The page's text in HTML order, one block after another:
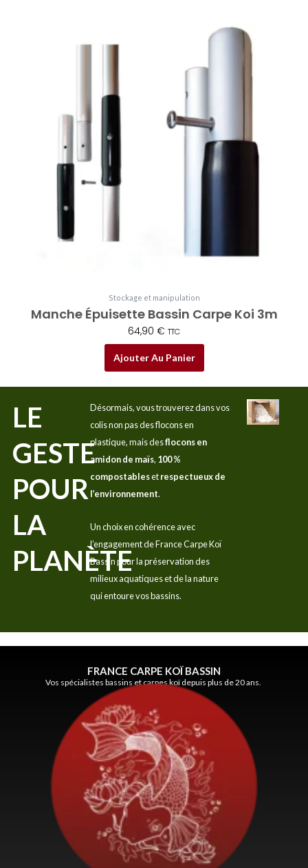
Stockage et manipulation
Manche Épuisette Bassin Carpe Koi 3m
64,90 € TTC
Ajouter Au Panier
LE
GESTE
POUR
LA
PLANÈTE
Désormais, vous trouverez dans vos
colis non pas des flocons en
plastique, mais desflocons en
amidon de maïs, 100 %
compostablesetrespectueux de
l’environnement.
Un choix en cohérence avec
l’engagement de France Carpe Koï
Bassin pour la préservation des
milieux aquatiques et de la nature
qui entoure vos bassins.
FRANCE CARPE KOÏ BASSIN
Vos spécialistes bassins et carpes koï depuis plus de 20 ans.